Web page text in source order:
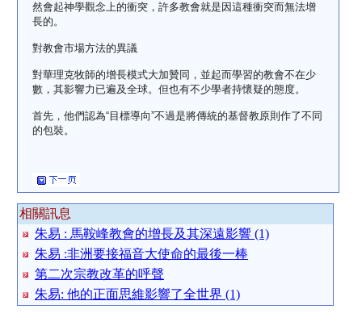
然會起神學觀念上的衝突，許多教會就是因這種衝突而無法增
長的。
對教會市場方法的異議
對華理克牧師的增長模式大加贊同，並起而學習的教會不在少
數，其影響力已遍及全球。但也有不少學者持懷疑的態度。
首先，他們認為“目標導向”不過是將傳統的基督教原則作了不同
的包裝。
相關訊息
朱易 : 馬鞍峰教會的增長及其深遠影響 (1)
朱易 :非洲要接福音大使命的最後一棒
第二次宗教改革的呼聲
朱易: 他的正面思維影響了全世界 (1)